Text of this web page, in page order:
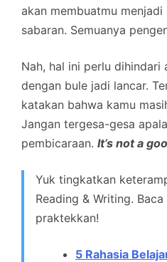
akan membuatmu menjadi
sabaran. Semuanya
Nah, hal ini perlu dihindari
dengan bule jadi lancar.
katakan bahwa kamu
Jangan tergesa-gesa
pembicaraan. It’s not a
Yuk tingkatkan
Reading & Writing.
praktekkan!
5 Rahasia